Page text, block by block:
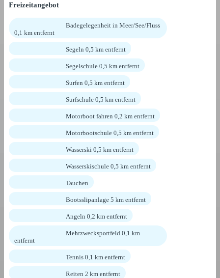
Freizeitangebot
Badegelegenheit in Meer/See/Fluss
0,1 km entfernt
Segeln 0,5 km entfernt
Segelschule 0,5 km entfernt
Surfen 0,5 km entfernt
Surfschule 0,5 km entfernt
Motorboot fahren 0,2 km entfernt
Motorbootschule 0,5 km entfernt
Wasserski 0,5 km entfernt
Wasserskischule 0,5 km entfernt
Tauchen
Bootsslipanlage 5 km entfernt
Angeln 0,2 km entfernt
Mehrzwecksportfeld 0,1 km
entfernt
Tennis 0,1 km entfernt
Reiten 2 km entfernt